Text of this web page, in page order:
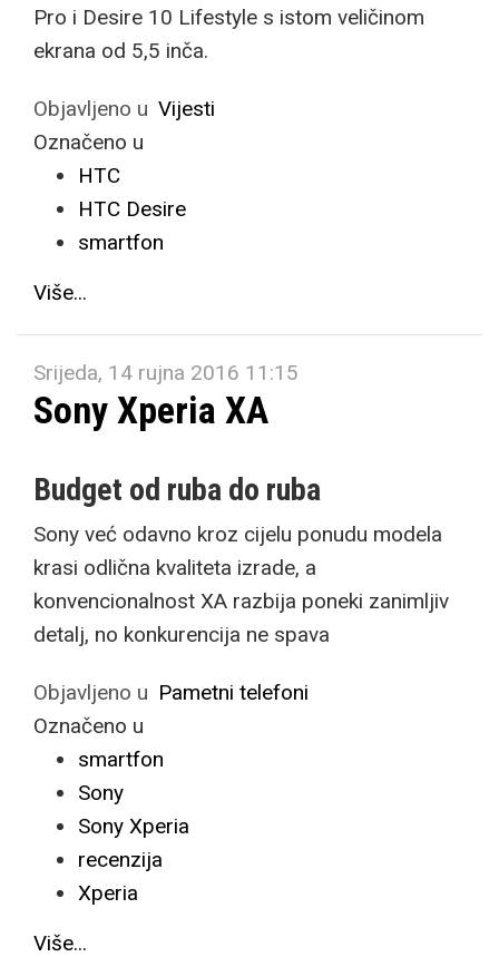
Pro i Desire 10 Lifestyle s istom veličinom
ekrana od 5,5 inča.
Objavljeno u Vijesti
Označeno u
HTC
HTC Desire
smartfon
Više...
Srijeda, 14 rujna 2016 11:15
Sony Xperia XA
Budget od ruba do ruba
Sony već odavno kroz cijelu ponudu modela
krasi odlična kvaliteta izrade, a
konvencionalnost XA razbija poneki zanimljiv
detalj, no konkurencija ne spava
Objavljeno u Pametni telefoni
Označeno u
smartfon
Sony
Sony Xperia
recenzija
Xperia
Više...